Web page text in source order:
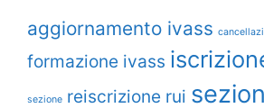
aggiornamento ivass
formazione ivass
sezione reiscrizione rui